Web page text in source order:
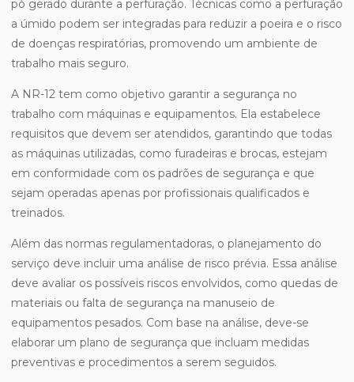
pó gerado durante a perfuração. Técnicas como a perfuração
a úmido podem ser integradas para reduzir a poeira e o risco
de doenças respiratórias, promovendo um ambiente de
trabalho mais seguro.
A NR-12 tem como objetivo garantir a segurança no
trabalho com máquinas e equipamentos. Ela estabelece
requisitos que devem ser atendidos, garantindo que todas
as máquinas utilizadas, como furadeiras e brocas, estejam
em conformidade com os padrões de segurança e que
sejam operadas apenas por profissionais qualificados e
treinados.
Além das normas regulamentadoras, o planejamento do
serviço deve incluir uma análise de risco prévia. Essa análise
deve avaliar os possíveis riscos envolvidos, como quedas de
materiais ou falta de segurança na manuseio de
equipamentos pesados. Com base na análise, deve-se
elaborar um plano de segurança que incluam medidas
preventivas e procedimentos a serem seguidos.